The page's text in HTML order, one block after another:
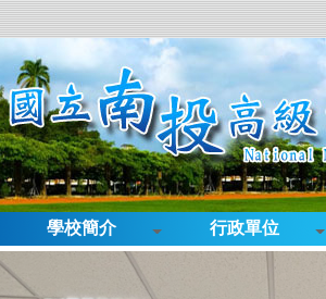
學校簡介 行政單位